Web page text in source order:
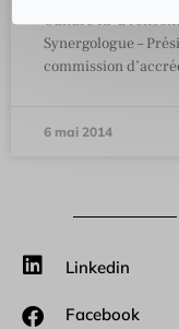
Culture RP a
Synergologue –
commission
6 mai 2014
Linkedin
Facebook